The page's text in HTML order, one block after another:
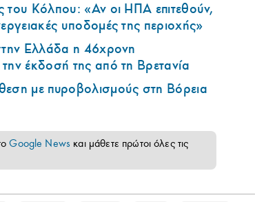
του Κόλπου: «Αν οι ΗΠΑ επιτεθούν,
υποδομές της περιοχής»
Ελλάδα η 46χρονη
έκδοσή της από τη Βρετανία
με πυροβολισμούς στη Βόρεια
Google News και μάθετε πρώτοι όλες τις